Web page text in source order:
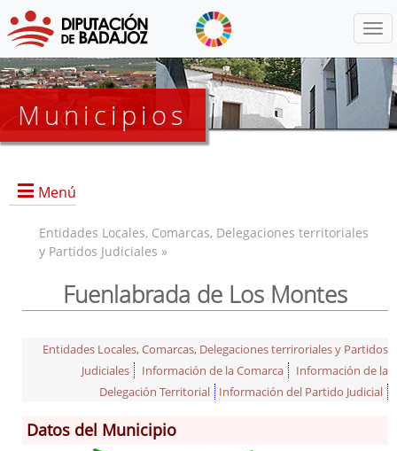
Municipios
Menú
Información General
Entidades Locales, Comarcas, Delegaciones territoriales
y Partidos Judiciales »
Fuenlabrada de Los Montes
Entidades Locales, Comarcas, Delegaciones terriroriales y Partidos
Judiciales
Información de la Comarca
Información de la
Delegación Territorial
Información del Partido Judicial
Datos del Municipio